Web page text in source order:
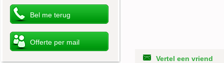
Vertel een vriend